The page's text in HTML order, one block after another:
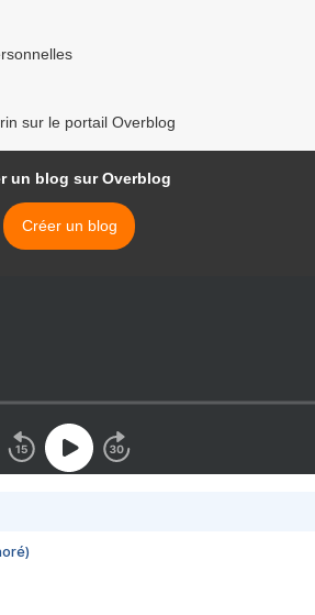
sur le portail Overblog
un blog sur Overblog
Créer un blog